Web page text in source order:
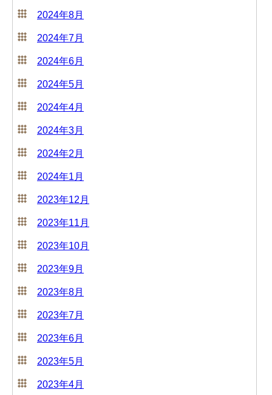
2024年8月
2024年7月
2024年6月
2024年5月
2024年4月
2024年3月
2024年2月
2024年1月
2023年12月
2023年11月
2023年10月
2023年9月
2023年8月
2023年7月
2023年6月
2023年5月
2023年4月